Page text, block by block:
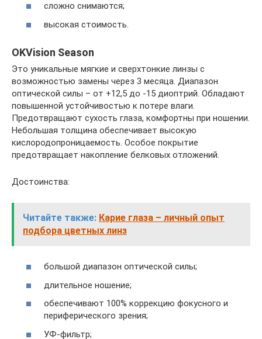
сложно снимаются;
высокая стоимость.
OKVision Season
Это уникальные мягкие и сверхтонкие линзы с
возможностью замены через 3 месяца. Диапазон
оптической силы – от +12,5 до -15 диоптрий. Обладают
повышенной устойчивостью к потере влаги.
Предотвращают сухость глаза, комфортны при ношении.
Небольшая толщина обеспечивает высокую
кислородопроницаемость. Особое покрытие
предотвращает накопление белковых отложений.
Достоинства:
Читайте также: Карие глаза – личный опыт
подбора цветных линз
большой диапазон оптической силы;
длительное ношение;
обеспечивают 100% коррекцию фокусного и
периферического зрения;
УФ-фильтр;